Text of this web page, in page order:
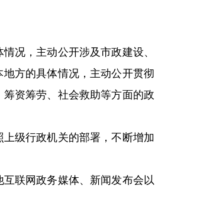
况，主动公开涉及市政建设、
方的具体情况，主动公开贯彻
资筹劳、社会救助等方面的政
级行政机关的部署，不断增加
联网政务媒体、新闻发布会以